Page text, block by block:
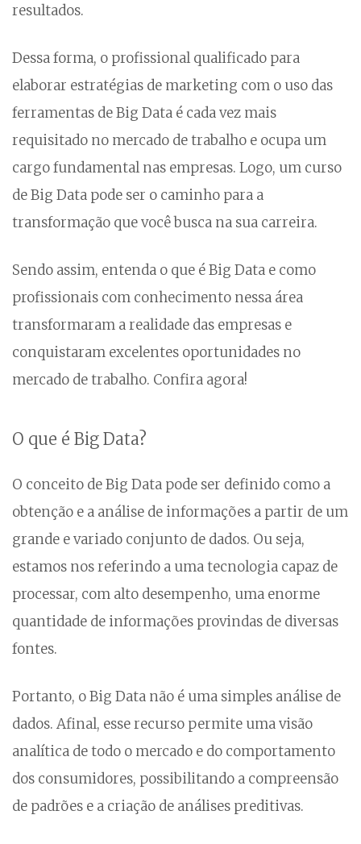
resultados.
Dessa forma, o profissional qualificado para
elaborar estratégias de marketing com o uso das
ferramentas de Big Data é cada vez mais
requisitado no mercado de trabalho e ocupa um
cargo fundamental nas empresas. Logo, um curso
de Big Data pode ser o caminho para a
transformação que você busca na sua carreira.
Sendo assim, entenda o que é Big Data e como
profissionais com conhecimento nessa área
transformaram a realidade das empresas e
conquistaram excelentes oportunidades no
mercado de trabalho. Confira agora!
O que é Big Data?
O conceito de Big Data pode ser definido como a
obtenção e a análise de informações a partir de um
grande e variado conjunto de dados. Ou seja,
estamos nos referindo a uma tecnologia capaz de
processar, com alto desempenho, uma enorme
quantidade de informações provindas de diversas
fontes.
Portanto, o Big Data não é uma simples análise de
dados. Afinal, esse recurso permite uma visão
analítica de todo o mercado e do comportamento
dos consumidores, possibilitando a compreensão
de padrões e a criação de análises preditivas.